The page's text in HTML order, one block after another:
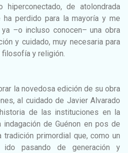
hiperconectado, de atolondrada
perdido para la mayoría y me
–o incluso conocen– una obra
y cuidado, muy necesaria para
y religión.
la novedosa edición de su obra
al cuidado de Javier Alvarado
de las instituciones en la
indagación de Guénon en pos de
primordial que, como un
ido pasando de generación y